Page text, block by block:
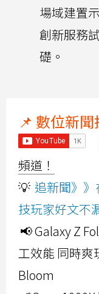
場域建置
創新服務
礎。
📌 數位新聞
頻道！
💡 追新聞》
技玩家好文不
📢 Galaxy Z
工效能 同時爽
Bloom